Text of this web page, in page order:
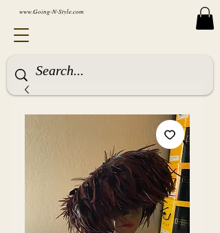
www.Going-N-Style.com